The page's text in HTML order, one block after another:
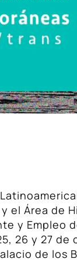
el Área de
y
26 y 27
de los